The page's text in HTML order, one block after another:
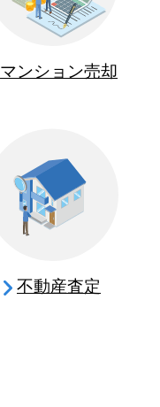
マンション売却
不動産査定